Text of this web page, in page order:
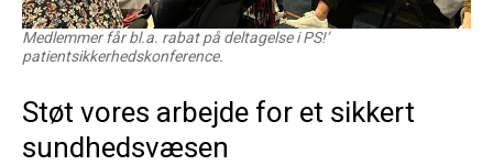
Medlemmer får bl.a. rabat på deltagelse i PS!’
patientsikkerhedskonference.
Støt vores arbejde for et sikkert
sundhedsvæsen